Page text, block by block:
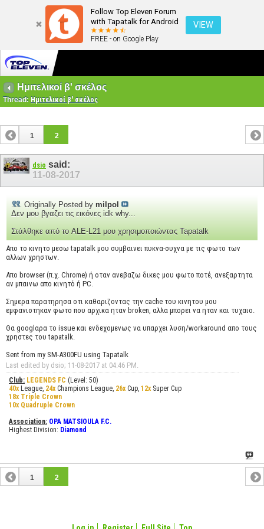
Follow Top Eleven Forum
with Tapatalk for Android
FREE - on Google Play
VIEW
Ημιτελικοί β' σκέλος
Thread: Ημιτελικοί β' σκέλος
1 2
dsio said:
11-08-2017
Originally Posted by milpol
Δεν μου βγαζει τις εικόνες idk why...
Στάλθηκε από το ALE-L21 μου χρησιμοποιώντας Tapatalk
Απο το κινητο μεσω tapatalk μου συμβαινει πυκνα-συχνα με τις φωτο των
αλλων χρηστων.
Απο browser (π.χ. Chrome) ή οταν ανεβαζω δικες μου φωτο ποτέ, ανεξαρτητα
αν μπαινω απο κινητό ή PC.
Σημερα παρατηρησα οτι καθαριζοντας την cache του κινητου μου
εμφανιστηκαν φωτο που αρχικα ηταν broken, αλλα μπορει να ηταν και τυχαιο.
Θα googlαρα το issue και ενδεχομενως να υπαρχει λυση/workaround απο τους
χρηστες του tapatalk.
Sent from my SM-A300FU using Tapatalk
Last edited by dsio; 11-08-2017 at 04:46 PM
Club: LEGENDS FC (Level: 50)
40x League, 24x Champions League, 26x Cup, 12x Super Cup
18x Triple Crown
10x Quadruple Crown
Association: OPA MATSIOULA F.C.
Highest Division: Diamond
1 2